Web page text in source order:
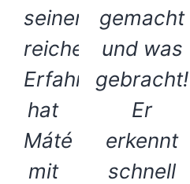
seinem
reichen
Erfahrungsschatz,
hat
Máté
mit
gemacht
und was
gebracht!
Er
erkennt
schnell